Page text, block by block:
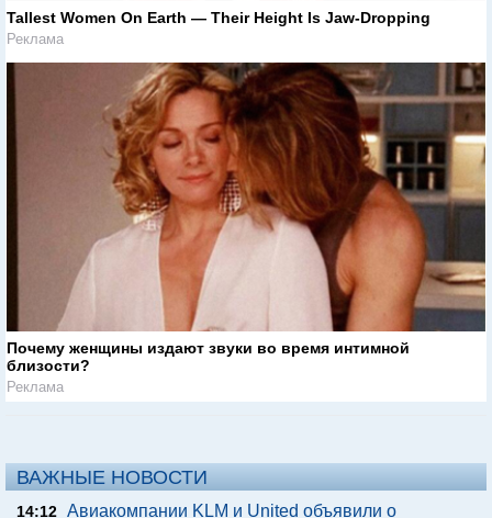
Tallest Women On Earth — Their Height Is Jaw-Dropping
Реклама
Почему женщины издают звуки во время интимной
близости?
Реклама
ВАЖНЫЕ НОВОСТИ
14:12 Авиакомпании KLM и United объявили о